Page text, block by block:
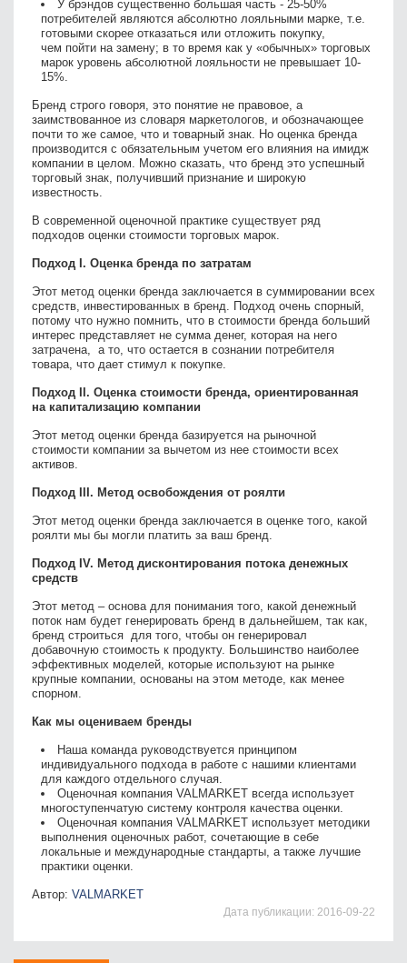
У брэндов существенно большая часть - 25-50%
потребителей являются абсолютно лояльными марке, т.е.
готовыми скорее отказаться или отложить покупку,
чем пойти на замену; в то время как у «обычных» торговых
марок уровень абсолютной лояльности не превышает 10-
15%.
Бренд строго говоря, это понятие не правовое, а
заимствованное из словаря маркетологов, и обозначающее
почти то же самое, что и товарный знак. Но оценка бренда
производится с обязательным учетом его влияния на имидж
компании в целом. Можно сказать, что бренд это успешный
торговый знак, получивший признание и широкую
известность.
В современной оценочной практике существует ряд
подходов оценки стоимости торговых марок.
Подход I. Оценка бренда по затратам
Этот метод оценки бренда заключается в суммировании всех
средств, инвестированных в бренд. Подход очень спорный,
потому что нужно помнить, что в стоимости бренда ­­­больший
интерес представляет не сумма денег, которая на него
затрачена, а то, что остается в сознании потребителя
товара, что дает стимул к покупке.
Подход II. Оценка стоимости бренда, ориентированная
на капитализацию компании
Этот метод оценки бренда базируется на рыночной
стоимости компании за вычетом из нее стоимости всех
активов.
Подход III. Метод освобождения от роялти
Этот метод оценки бренда заключается в оценке того, какой
роялти мы бы могли платить за ваш бренд.
Подход IV. Метод дисконтирования потока денежных
средств
Этот метод – основа для понимания того, какой денежный
поток нам будет генерировать бренд в дальнейшем, так как,
бренд строиться для того, чтобы он генерировал
добавочную стоимость к продукту. Большинство наиболее
эффективных моделей, которые используют на рынке
крупные компании, основаны на этом методе, как менее
спорном.
Как мы оцениваем бренды
Наша команда руководствуется принципом
индивидуального подхода в работе с нашими клиентами
для каждого отдельного случая.
Оценочная компания VALMARKET всегда использует
многоступенчатую систему контроля качества оценки.
Оценочная компания VALMARKET использует методики
выполнения оценочных работ, сочетающие в себе
локальные и международные стандарты, а также лучшие
практики оценки.
Автор: VALMARKET
Дата публикации: 2016-09-22